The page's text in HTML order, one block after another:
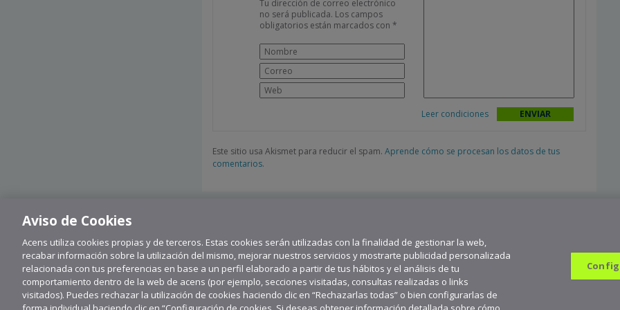
Tu dirección de correo electrónico
no será publicada. Los campos
obligatorios están marcados con *
Leer condiciones
Este sitio usa Akismet para reducir el spam. Aprende cómo se procesan los datos de tus
comentarios.
Aviso de Cookies
Acens utiliza cookies propias y de terceros. Estas cookies serán utilizadas con la finalidad de gestionar la web,
recabar información sobre la utilización del mismo, mejorar nuestros servicios y mostrarte publicidad personalizada
relacionada con tus preferencias en base a un perfil elaborado a partir de tus hábitos y el análisis de tu
comportamiento dentro de la web de acens (por ejemplo, secciones visitadas, consultas realizadas o links
visitados). Puedes rechazar la utilización de cookies haciendo clic en “Rechazarlas todas” o bien configurarlas de